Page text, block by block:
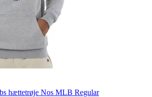
hættetrøje Nos MLB Regular